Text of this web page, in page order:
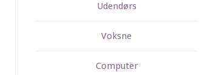
Udendørs
Voksne
Computer